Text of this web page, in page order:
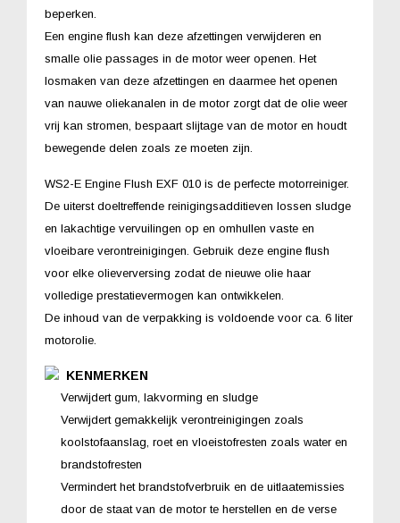
beperken.
Een engine flush kan deze afzettingen verwijderen en
smalle olie passages in de motor weer openen. Het
losmaken van deze afzettingen en daarmee het openen
van nauwe oliekanalen in de motor zorgt dat de olie weer
vrij kan stromen, bespaart slijtage van de motor en houdt
bewegende delen zoals ze moeten zijn.
WS2-E Engine Flush EXF 010 is de perfecte motorreiniger.
De uiterst doeltreffende reinigingsadditieven lossen sludge
en lakachtige vervuilingen op en omhullen vaste en
vloeibare verontreinigingen. Gebruik deze engine flush
voor elke olieverversing zodat de nieuwe olie haar
volledige prestatievermogen kan ontwikkelen.
De inhoud van de verpakking is voldoende voor ca. 6 liter
motorolie.
KENMERKEN
Verwijdert gum, lakvorming en sludge
Verwijdert gemakkelijk verontreinigingen zoals
koolstofaanslag, roet en vloeistofresten zoals water en
brandstofresten
Vermindert het brandstofverbruik en de uitlaatemissies
door de staat van de motor te herstellen en de verse